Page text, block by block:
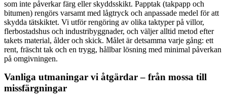
som inte påverkar färg eller skyddsskikt. Papptak (takpapp och
bitumen) rengörs varsamt med lågtryck och anpassade medel för att
skydda tätskiktet. Vi utför rengöring av olika taktyper på villor,
flerbostadshus och industribyggnader, och väljer alltid metod efter
takets material, ålder och skick. Målet är detsamma varje gång: ett
rent, fräscht tak och en trygg, hållbar lösning med minimal påverkan
på omgivningen.
Vanliga utmaningar vi åtgärdar – från mossa till
missfärgningar